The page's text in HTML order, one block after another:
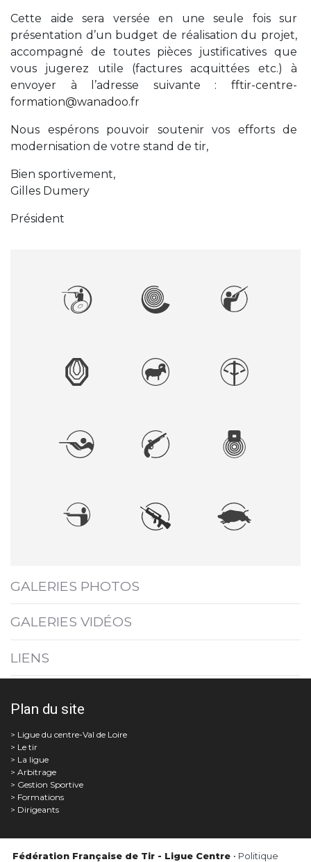
Cette aide sera versée en une seule fois sur
présentation d’un budget de réalisation du projet,
accompagné de toutes pièces justificatives que
vous jugerez utile (factures acquittées etc.) à
envoyer à l’adresse suivante : fftir-centre-
formation@wanadoo.fr
Nous espérons pouvoir soutenir vos efforts de
modernisation de votre stand de tir,
Bien sportivement,
Gilles Dumery
Président
GALERIES PHOTOS
GALERIES VIDÉOS
LIENS
Plan du site
Le tir
La ligue
Arbitrage
Gestion Sportive
Formations
Dirigeants
Fédération Française de Tir - Ligue Centre • Politique